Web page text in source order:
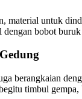
material untuk
bobot
berangkaian
timbul